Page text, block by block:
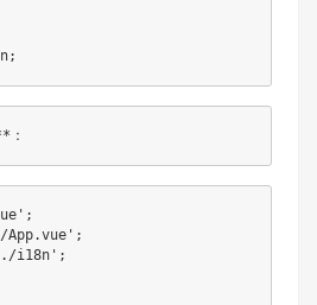
;
;
;
i18n' ;